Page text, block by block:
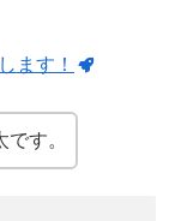
ます！
す。